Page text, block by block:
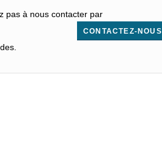
pas à nous contacter par
CONTACTEZ-NOUS